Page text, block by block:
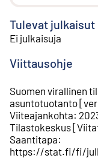
Tulevat julkaisut
Ei julkaisuja
Viittausohje
Suomen virallinen
asuntotuotanto[
Viiteajankohta:
Tilastokeskus[
Saantitapa:
https://stat.fi/fi/